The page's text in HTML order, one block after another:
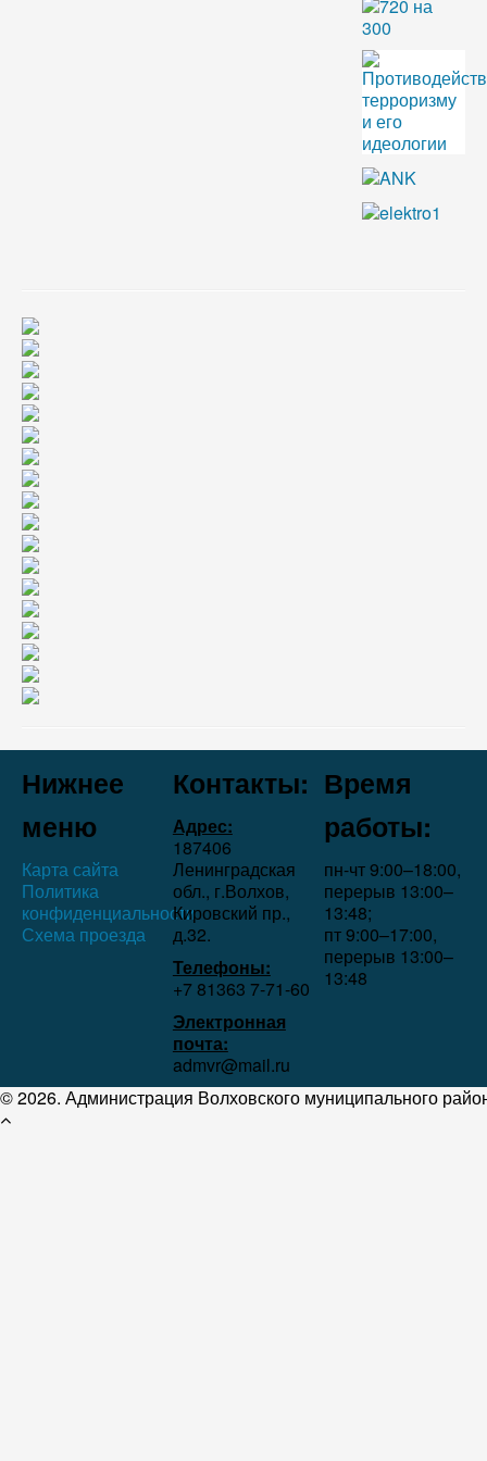
Нижнее
меню
Карта сайта
Политика
конфиденциальности
Схема проезда
Контакты:
Адрес:
187406
Ленинградская
обл., г.Волхов,
Кировский пр.,
д.32.
Телефоны:
+7 81363 7‑71-60
Электронная
почта:
admvr@mail.ru
Время
работы:
пн-чт 9:00–18:00,
перерыв 13:00–
13:48;
пт 9:00–17:00,
перерыв 13:00–
13:48
© 2026. Администрация Волховского муниципального